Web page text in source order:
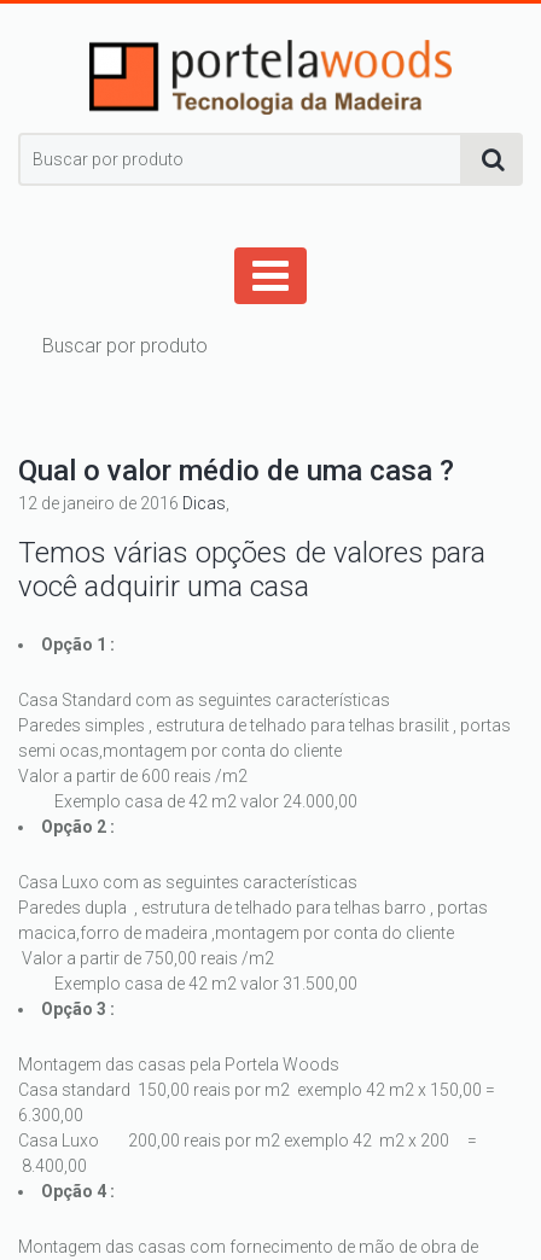
Qual o valor médio de uma casa ?
12 de janeiro de 2016 Dicas
Temos várias opções de valores para
você adquirir uma casa
Opção 1 :
Casa Standard com as seguintes características
Paredes simples , estrutura de telhado para telhas brasilit , portas
semi ocas,montagem por conta do cliente
Valor a partir de 600 reais /m2
Exemplo casa de 42 m2 valor 24.000,00
Opção 2 :
Casa Luxo com as seguintes características
Paredes dupla , estrutura de telhado para telhas barro , portas
macica,forro de madeira ,montagem por conta do cliente
Valor a partir de 750,00 reais /m2
Exemplo casa de 42 m2 valor 31.500,00
Opção 3 :
Montagem das casas pela Portela Woods
Casa standard 150,00 reais por m2 exemplo 42 m2 x 150,00 =
6.300,00
Casa Luxo 200,00 reais por m2 exemplo 42 m2 x 200 =
8.400,00
Opção 4 :
Montagem das casas com fornecimento de mão de obra de